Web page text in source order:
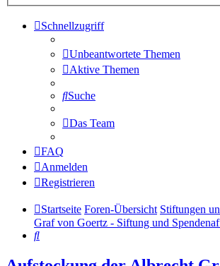
Schnellzugriff
Unbeantwortete Themen
Aktive Themen
Suche
Das Team
FAQ
Anmelden
Registrieren
Startseite Foren-Übersicht Stiftungen
Graf von Goertz - Siftung und
Suche